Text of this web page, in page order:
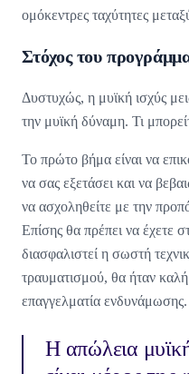
ομόκεντρες ταχύτητες
Στόχος του
Δυστυχώς, η μυϊκή ισχύς
την μυϊκή δύναμη. Τι
Το πρώτο βήμα είναι να
να σας εξετάσει και να
να ασχοληθείτε με την
Επίσης θα πρέπει να έχετε
διασφαλιστεί η σωστή
τραυματισμού, θα ήταν
επαγγελματία ενδυνάμωσης.
Η απώλεια